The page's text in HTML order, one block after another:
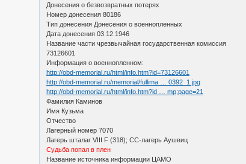
Донесения о безвозвратных потерях
Номер донесения 80186
Тип донесения Донесения о военнопленных
Дата донесения 03.12.1946
Название части чрезвычайная государственная комиссия
73126601
Информация о военнопленном:
http://obd-memorial.ru/html/info.htm?id=73126601
http://obd-memorial.ru/memorial/fullima … 0392_1.jpg
http://obd-memorial.ru/html/info.htm?id … mp;page=21
Фамилия Каминов
Имя Кузьма
Отчество
Лагерный номер 7070
Лагерь шталаг VIII F (318); СС-лагерь Аушвиц
Судьба попал в плен
Название источника информации ЦАМО